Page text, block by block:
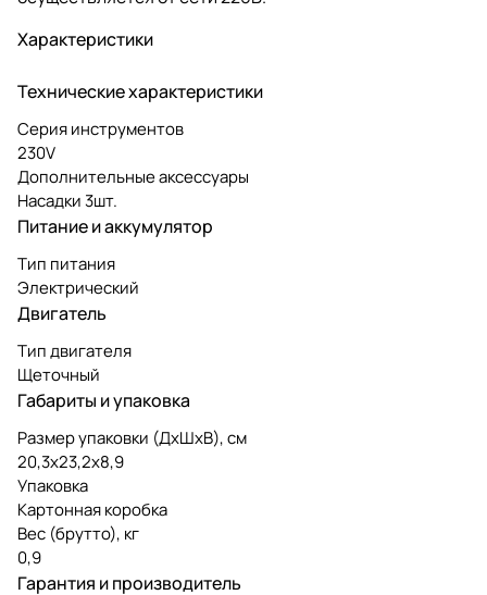
Характеристики
Технические характеристики
Серия инструментов
230V
Дополнительные аксессуары
Насадки 3шт.
Питание и аккумулятор
Тип питания
Электрический
Двигатель
Тип двигателя
Щеточный
Габариты и упаковка
Размер упаковки (ДxШxВ), см
20,3x23,2x8,9
Упаковка
Картонная коробка
Вес (брутто), кг
0,9
Гарантия и производитель